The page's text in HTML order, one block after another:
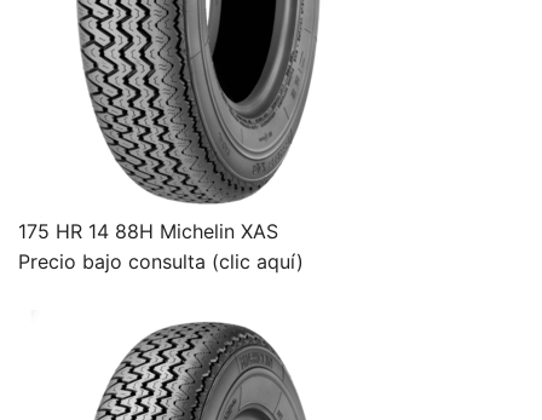
175 HR 14 88H Michelin XAS
Precio bajo consulta (clic aquí)